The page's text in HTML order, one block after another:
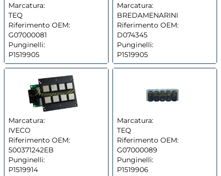
Marcatura:
TEQ
Riferimento OEM:
G07000081
Punginelli:
P1519905
Marcatura:
BREDAMENARINI
Riferimento OEM:
D074345
Punginelli:
P1519905
Marcatura:
IVECO
Riferimento OEM:
500371242EB
Punginelli:
P1519914
Marcatura:
TEQ
Riferimento OEM:
G07000089
Punginelli:
P1519906